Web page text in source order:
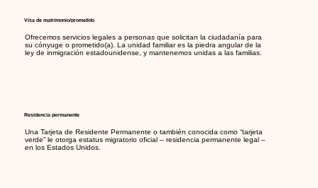
Ofrecemos servicios legales a personas que solicitan la ciudadanía para
su cónyuge o prometido(a). La unidad familiar es la piedra angular de la
ley de inmigración estadounidense, y mantenemos unidas a las familias.
Visa de matrimonio/prometido
Una Tarjeta de Residente Permanente o también conocida como “tarjeta
verde” le otorga estatus migratorio oficial – residencia permanente legal –
en los Estados Unidos.
Residencia permanente